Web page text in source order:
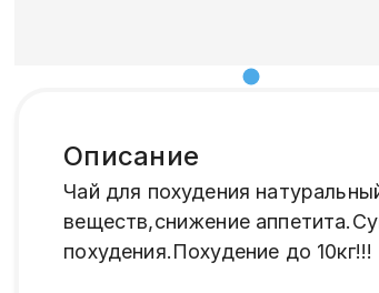
Описание
Чай для похудения
веществ,снижение
похудения.Похудение до 10кг!!!